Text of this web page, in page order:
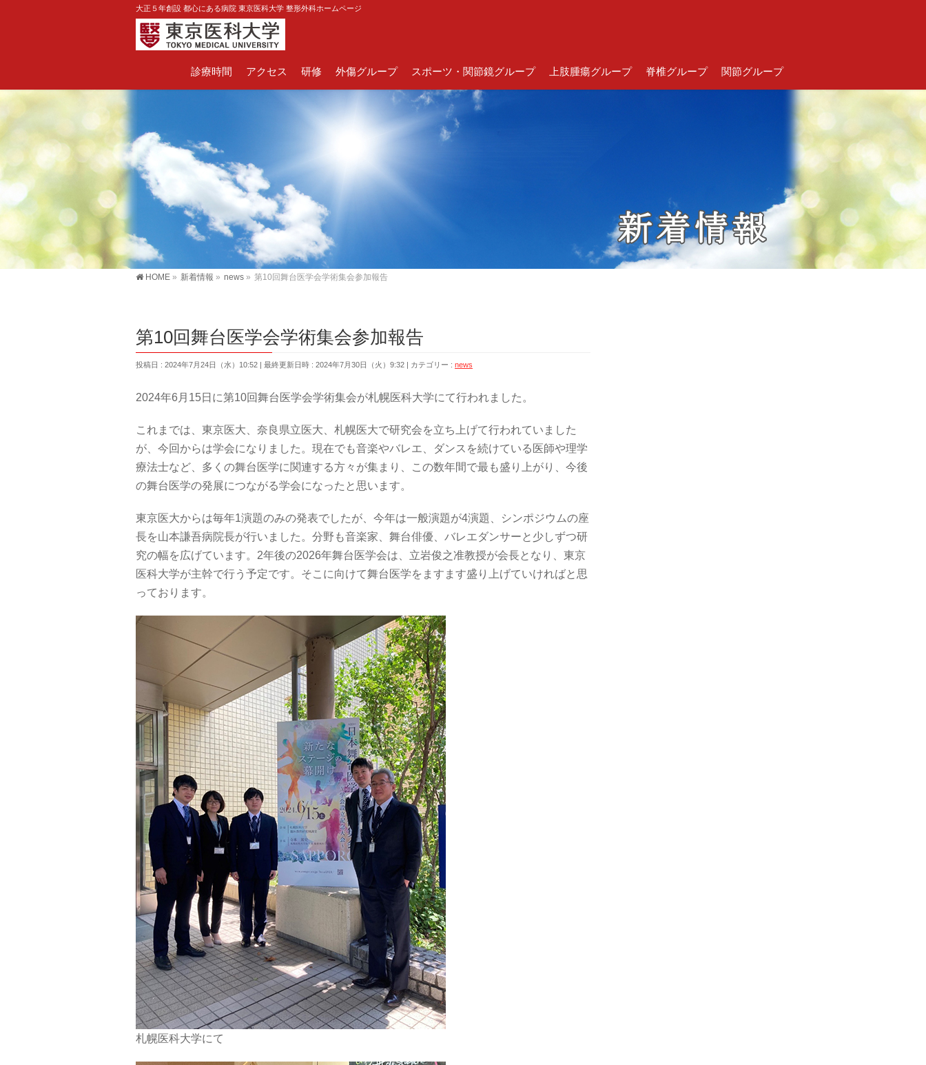
大正５年創設 都心にある病院 東京医科大学 整形外科ホームページ
診療時間 アクセス 研修 外傷グループ スポーツ・関節鏡グループ 上肢腫瘍グループ 脊椎グループ 関節グループ
HOME » 新着情報 » news » 第10回舞台医学会学術集会参加報告
第10回舞台医学会学術集会参加報告
投稿日 : 2024年7月24日（水）10:52 最終更新日時 : 2024年7月30日（火）9:32 カテゴリー : news
2024年6月15日に第10回舞台医学会学術集会が札幌医科大学にて行われました。
これまでは、東京医大、奈良県立医大、札幌医大で研究会を立ち上げて行われていました
が、今回からは学会になりました。現在でも音楽やバレエ、ダンスを続けている医師や理学
療法士など、多くの舞台医学に関連する方々が集まり、この数年間で最も盛り上がり、今後
の舞台医学の発展につながる学会になったと思います。
東京医大からは毎年1演題のみの発表でしたが、今年は一般演題が4演題、シンポジウムの座
長を山本謙吾病院長が行いました。分野も音楽家、舞台俳優、バレエダンサーと少しずつ研
究の幅を広げています。2年後の2026年舞台医学会は、立岩俊之准教授が会長となり、東京
医科大学が主幹で行う予定です。そこに向けて舞台医学をますます盛り上げていければと思
っております。
札幌医科大学にて